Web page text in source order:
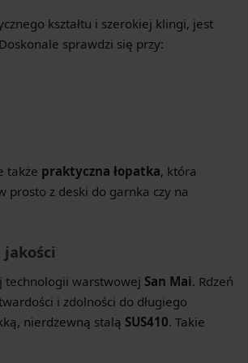
kształtu i szerokiej klingi, jest
sprawdzi się przy:
także praktyczna łopatka, która
prosto z deski do garnka czy na
technologii warstwowej San Mai. Rdzeń
i zdolności do długiego
nierdzewną stalą SUS410. Takie